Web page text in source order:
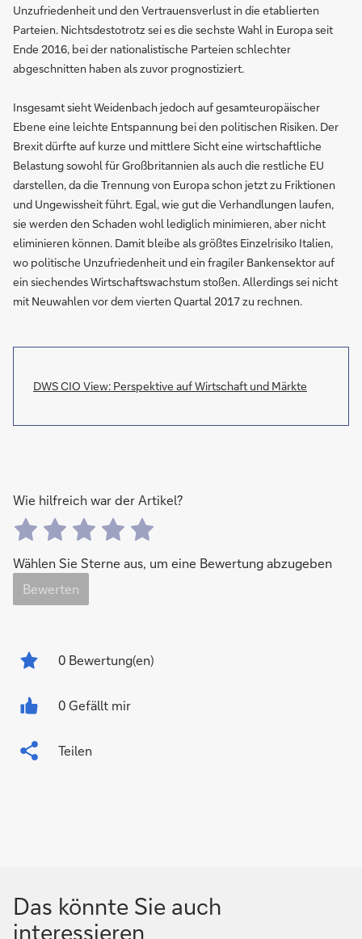
Unzufriedenheit und den Vertrauensverlust in die etablierten
Parteien. Nichtsdestotrotz sei es die sechste Wahl in Europa seit
Ende 2016, bei der nationalistische Parteien schlechter
abgeschnitten haben als zuvor prognostiziert.
Insgesamt sieht Weidenbach jedoch auf gesamteuropäischer
Ebene eine leichte Entspannung bei den politischen Risiken. Der
Brexit dürfte auf kurze und mittlere Sicht eine wirtschaftliche
Belastung sowohl für Großbritannien als auch die restliche EU
darstellen, da die Trennung von Europa schon jetzt zu Friktionen
und Ungewissheit führt. Egal, wie gut die Verhandlungen laufen,
sie werden den Schaden wohl lediglich minimieren, aber nicht
eliminieren können. Damit bleibe als größtes Einzelrisiko Italien,
wo politische Unzufriedenheit und ein fragiler Bankensektor auf
ein siechendes Wirtschaftswachstum stoßen. Allerdings sei nicht
mit Neuwahlen vor dem vierten Quartal 2017 zu rechnen.
DWS CIO View: Perspektive auf Wirtschaft und Märkte
Wie hilfreich war der Artikel?
Wählen Sie Sterne aus, um eine Bewertung abzugeben
Bewerten
0 Bewertung(en)
0 Gefällt mir
Teilen
Das könnte Sie auch
interessieren